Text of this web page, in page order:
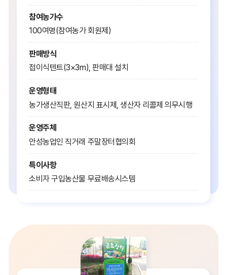
참여농가수
100여명(참여농가 회원제)
판매방식
접이식텐트(3×3m), 판매대 설치
운영형태
농가생산직판, 원산지 표시제, 생산자 리콜제 의무시행
운영주체
안성농업인 직거래 주말장터협의회
특이사항
소비자 구입농산물 무료배송시스템